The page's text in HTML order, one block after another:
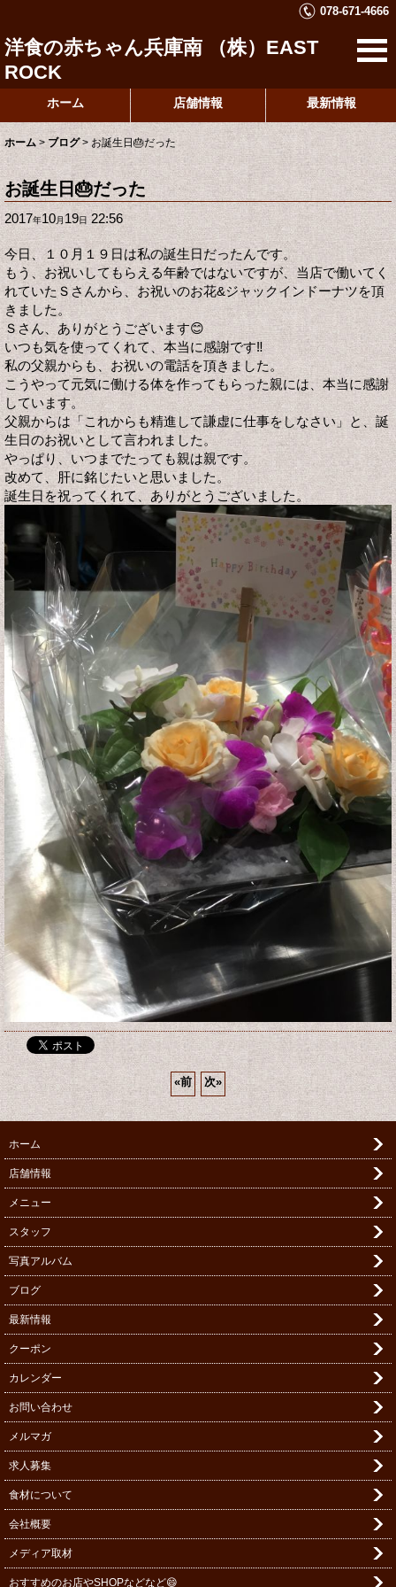
078-671-4666
洋食の赤ちゃん兵庫南 （株）EAST
ROCK
ホーム 店舗情報 最新情報
ホーム > ブログ > お誕生日🎂だった
お誕生日🎂だった
2017年10月 19日22:56
今日、１０月１９日は私の誕生日だったんです。
もう、お祝いしてもらえる年齢ではないですが、当店で働いてく
れていたＳさんから、お祝いのお花&ジャックインドーナツを頂
きました。
Ｓさん、ありがとうございます😊
いつも気を使ってくれて、本当に感謝です‼️
私の父親からも、お祝いの電話を頂きました。
こうやって元気に働ける体を作ってもらった親には、本当に感謝
しています。
父親からは「これからも精進して謙虚に仕事をしなさい」と、誕
生日のお祝いとして言われました。
やっぱり、いつまでたっても親は親です。
改めて、肝に銘じたいと思いました。
誕生日を祝ってくれて、ありがとうございました。
«前 次»
ホーム
店舗情報
メニュー
スタッフ
写真アルバム
ブログ
最新情報
クーポン
カレンダー
お問い合わせ
メルマガ
求人募集
食材について
会社概要
メディア取材
おすすめのお店やSHOPなどなど😄